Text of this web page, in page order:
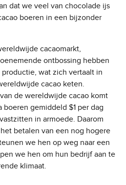
dat we veel van chocolade ijs
boeren in een bijzonder
cacaomarkt,
ontbossing hebben
wat zich vertaalt in
cacao keten.
de wereldwijde cacao komt
boeren gemiddeld $1 per dag
in armoede. Daarom
betalen van een nog hogere
we hen op weg naar een
we hen om hun bedrijf aan te
klimaat.